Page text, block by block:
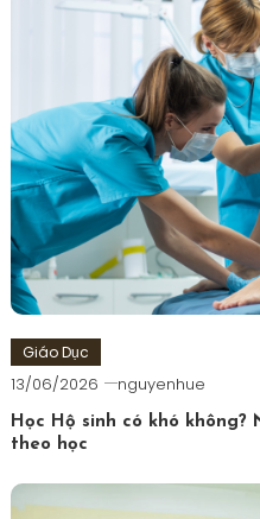
Giáo Dục
13/06/2026 nguyenhue
Học Hộ sinh có khó
theo học